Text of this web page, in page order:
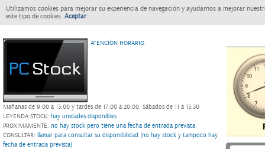
Utilizamos cookies para mejorar su experiencia de navegación y ayudarnos a mejorar
este tipo de cookies. Aceptar
ATENCIÓN HORARIO
Mañanas de 9:00 a 13:00 y tardes de 17:00 a 20:00. Sábados de 11 a 13:30
LEYENDA:STOCK: hay unidades disponibles
PROXIMAMENTE: no hay stock pero tiene una fecha de entrada prevista.
CONSULTAR: llamar para consultar su disponibilidad (no hay stock y tampoco hay
fecha de entrada prevista)